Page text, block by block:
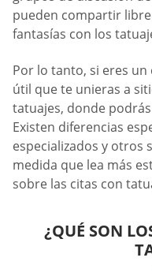
pueden compartir
fantasías con los
Por lo tanto, si eres
útil que te unieras a
tatuajes, donde
Existen diferencias
especializados y otros
medida que lea más
sobre las citas con
¿QUÉ SON